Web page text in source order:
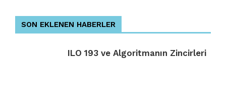
SON EKLENEN HABERLER
ILO 193 ve Algoritmanın Zincirleri